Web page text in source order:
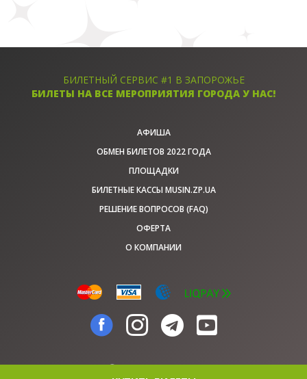
БИЛЕТНЫЙ СЕРВИС #1 В ЗАПОРОЖЬЕ
БИЛЕТЫ НА ВСЕ МЕРОПРИЯТИЯ ГОРОДА У НАС!
АФИША
ОБМЕН БИЛЕТОВ 2022 ГОДА
ПЛОЩАДКИ
БИЛЕТНЫЕ КАССЫ MUSIN.ZP.UA
РЕШЕНИЕ ВОПРОСОВ (FAQ)
ОФЕРТА
О КОМПАНИИ
© musin.zp.ua, 2026